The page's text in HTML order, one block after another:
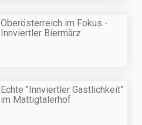
Oberösterreich im Fokus -
Innviertler Biermärz
Echte "Innviertler Gastlichkeit”
im Mattigtalerhof